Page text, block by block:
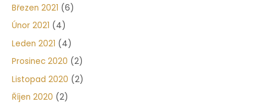
Březen 2021 (6)
Únor 2021 (4)
Leden 2021 (4)
Prosinec 2020 (2)
Listopad 2020 (2)
Říjen 2020 (2)